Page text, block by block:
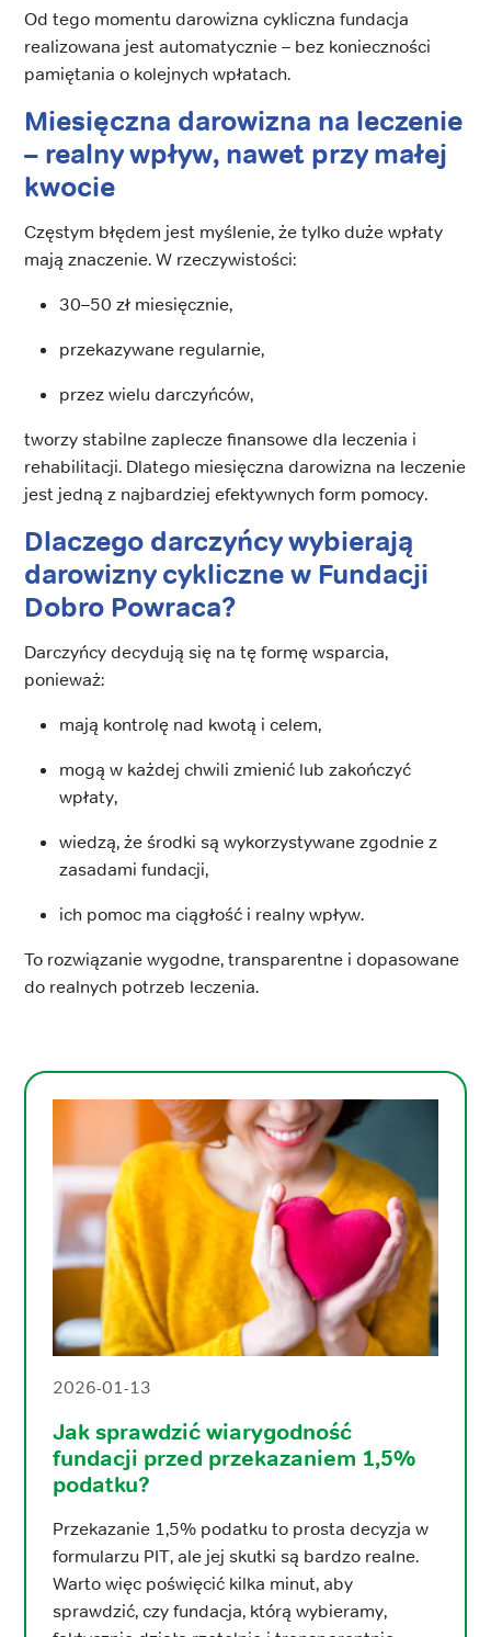
Od tego momentu darowizna cykliczna fundacja
realizowana jest automatycznie – bez konieczności
pamiętania o kolejnych wpłatach.
Miesięczna darowizna na leczenie
– realny wpływ, nawet przy małej
kwocie
Częstym błędem jest myślenie, że tylko duże wpłaty
mają znaczenie. W rzeczywistości:
30–50 zł miesięcznie,
przekazywane regularnie,
przez wielu darczyńców,
tworzy stabilne zaplecze finansowe dla leczenia i
rehabilitacji. Dlatego miesięczna darowizna na leczenie
jest jedną z najbardziej efektywnych form pomocy.
Dlaczego darczyńcy wybierają
darowizny cykliczne w Fundacji
Dobro Powraca?
Darczyńcy decydują się na tę formę wsparcia,
ponieważ:
mają kontrolę nad kwotą i celem,
mogą w każdej chwili zmienić lub zakończyć
wpłaty,
wiedzą, że środki są wykorzystywane zgodnie z
zasadami fundacji,
ich pomoc ma ciągłość i realny wpływ.
To rozwiązanie wygodne, transparentne i dopasowane
do realnych potrzeb leczenia.
2026-01-13
Jak sprawdzić wiarygodność
fundacji przed przekazaniem 1,5%
podatku?
Przekazanie 1,5% podatku to prosta decyzja w
formularzu PIT, ale jej skutki są bardzo realne.
Warto więc poświęcić kilka minut, aby
sprawdzić, czy fundacja, którą wybieramy,